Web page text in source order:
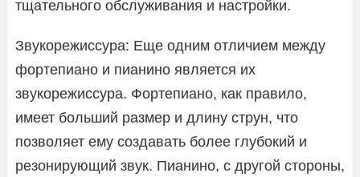
тщательного обслуживания и настройки.
Звукорежиссура: Еще одним отличием между
фортепиано и пианино является их
звукорежиссура. Фортепиано, как правило,
имеет больший размер и длину струн, что
позволяет ему создавать более глубокий и
резонирующий звук. Пианино, с другой стороны,